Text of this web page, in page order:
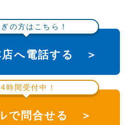
の方はこちら！
店へ電話する ＞
時間受付中！
で問合せる ＞